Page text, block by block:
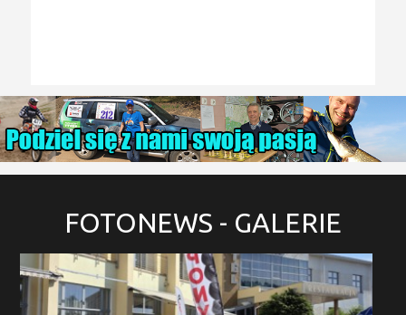
FOTONEWS - GALERIE